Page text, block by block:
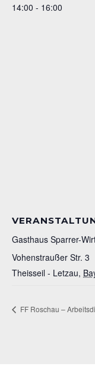
14:00 - 16:00
Gasthaus Sparrer-
Vohenstraußer Str. 3
Theisseil - Letzau,
FF Roschau –